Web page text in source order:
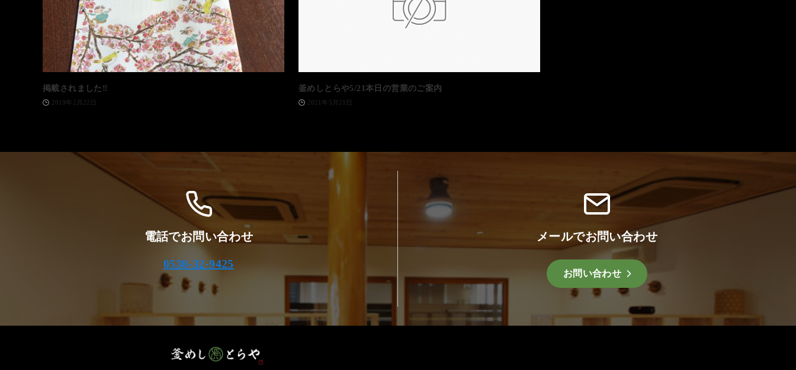
掲載されました‼️
2019年2月22日
釜めしとらや5/21本日の営業のご案内
2021年5月21日
電話でお問い合わせ
0538-32-9425
メールでお問い合わせ
お問い合わせ